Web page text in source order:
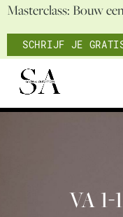
Masterclass: Bouw
SCHRIJF JE
VA